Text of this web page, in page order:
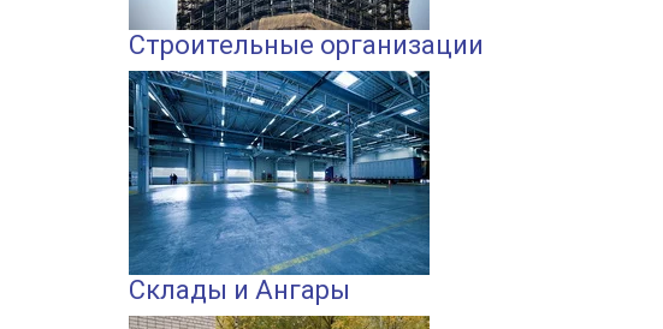
Строительные организации
Склады и Ангары